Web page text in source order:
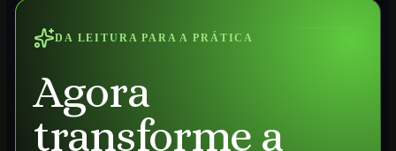
DA LEITURA PARA A PRÁTICA
Agora
transforme a